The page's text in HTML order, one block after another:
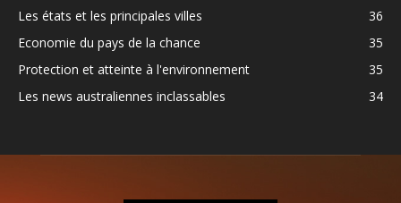
Les états et les principales villes
36
Economie du pays de la chance
35
Protection et atteinte à l'environnement
35
Les news australiennes inclassables
34